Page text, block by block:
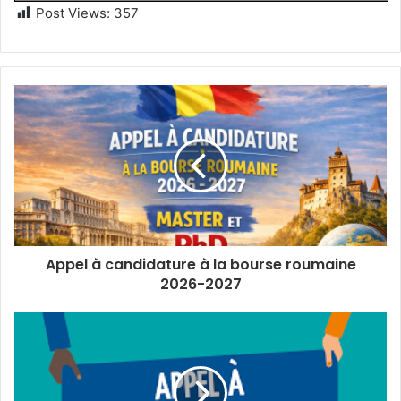
Post Views: 357
Appel à candidature à la bourse roumaine
2026-2027